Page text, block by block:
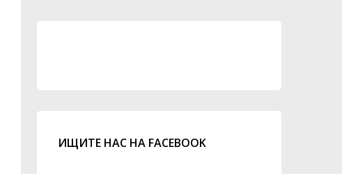
ИЩИТЕ НАС НА FACEBOOK